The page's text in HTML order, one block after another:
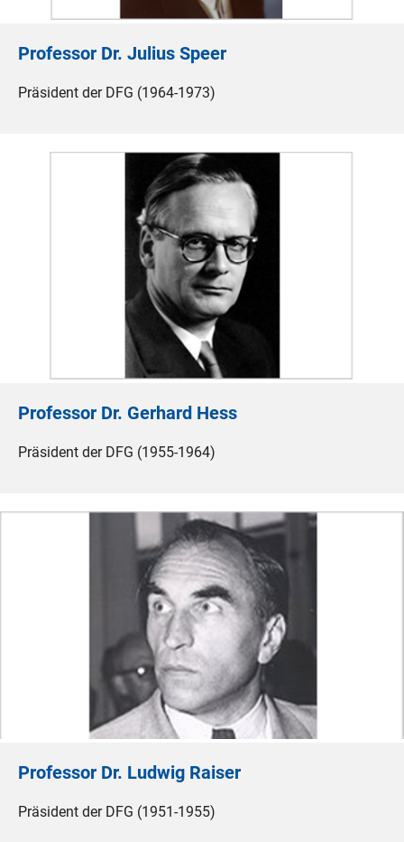
Professor Dr. Julius Speer
Präsident der DFG (1964-1973)
Professor Dr. Gerhard Hess
Präsident der DFG (1955-1964)
Professor Dr. Ludwig Raiser
Präsident der DFG (1951-1955)